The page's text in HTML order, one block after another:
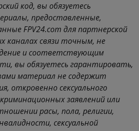
код, вы обязуетесь
предоставленные,
FPV24.com для партнерской
каналах связи точным, не
и соответствующим
вы обязуетесь гарантировать,
материал не содержит
откровенно сексуального
заявлений или
расы, пола, религии,
сексуальной